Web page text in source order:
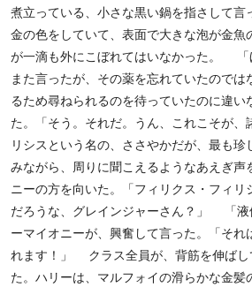
煮立っている、小さな黒い鍋を指さして言
金の色をしていて、表面で大きな泡が金魚
が一滴も外にこぼれてはいなかった。 「
また言ったが、その薬を忘れていたので
るため尋ねられるのを待っていたのに違い
た。「そう。それだ。うん、これこそが、
リシスという名の、ささやかだが、最も
みながら、周りに聞こえるようなあえぎ声
ニーの方を向いた。「フィリクス・フィリ
だろうな、グレインジャーさん？」 「液
ーマイオニーが、興奮して言った。「それ
れます！」 クラス全員が、背筋を伸ばし
た。ハリーは、マルフォイの滑らかな金髪